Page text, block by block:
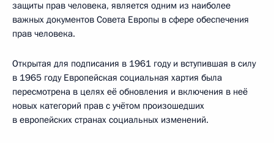
защиты прав человека, является одним из наиболее
важных документов Совета Европы в сфере обеспечения
прав человека.
Открытая для подписания в 1961 году и вступившая в силу
в 1965 году Европейская социальная хартия была
пересмотрена в целях её обновления и включения в неё
новых категорий прав с учётом произошедших
в европейских странах социальных изменений.